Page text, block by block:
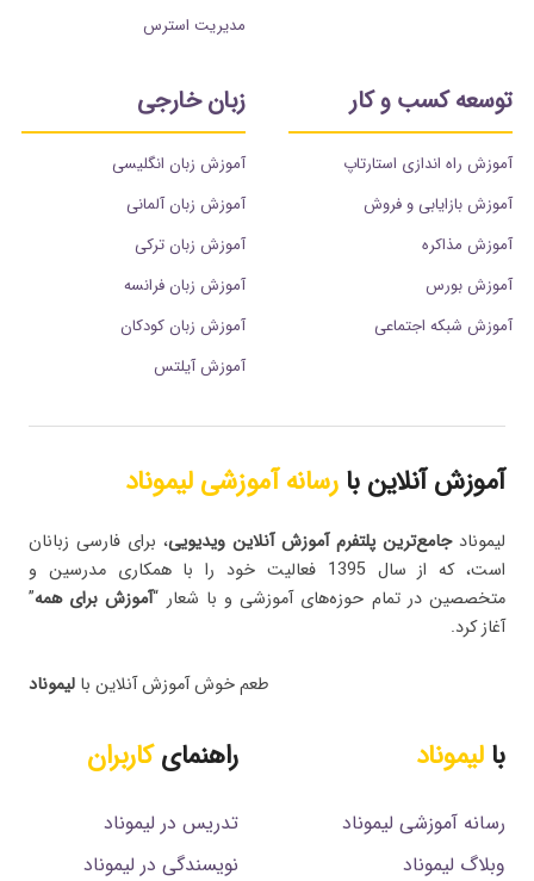
مدیریت استرس
توسعه کسب و کار
آموزش راه اندازی استارتاپ
آموزش بازایابی و فروش
آموزش مذاکره
آموزش بورس
آموزش شبکه اجتماعی
زبان خارجی
آموزش زبان انگلیسی
آموزش زبان آلمانی
آموزش زبان ترکی
آموزش زبان فرانسه
آموزش زبان کودکان
آموزش آیلتس
آموزش آنلاین بارسانه آموزشی لیموناد
لیمونادجامع‌ترین پلتفرم‌ آموزش آنلاین ویدیویی، برای فارسی زبانان
است، که از سال 1395 فعالیت خود را با همکاری مدرسین و
متخصصین در تمام حوزه‌های آموزشی و با شعار “آموزش برای همه”
آغاز کرد.
طعم خوش آموزش آنلاین با لیموناد
بالیموناد
رسانه آموزشی لیموناد
وبلاگ لیموناد
راهنمایکاربران
تدریس در لیموناد
نویسندگی در لیموناد